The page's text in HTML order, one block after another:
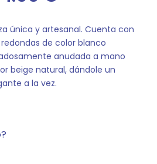
única y artesanal. Cuenta con
de color blanco
anudada a mano
beige natural, dándole un
a la vez.